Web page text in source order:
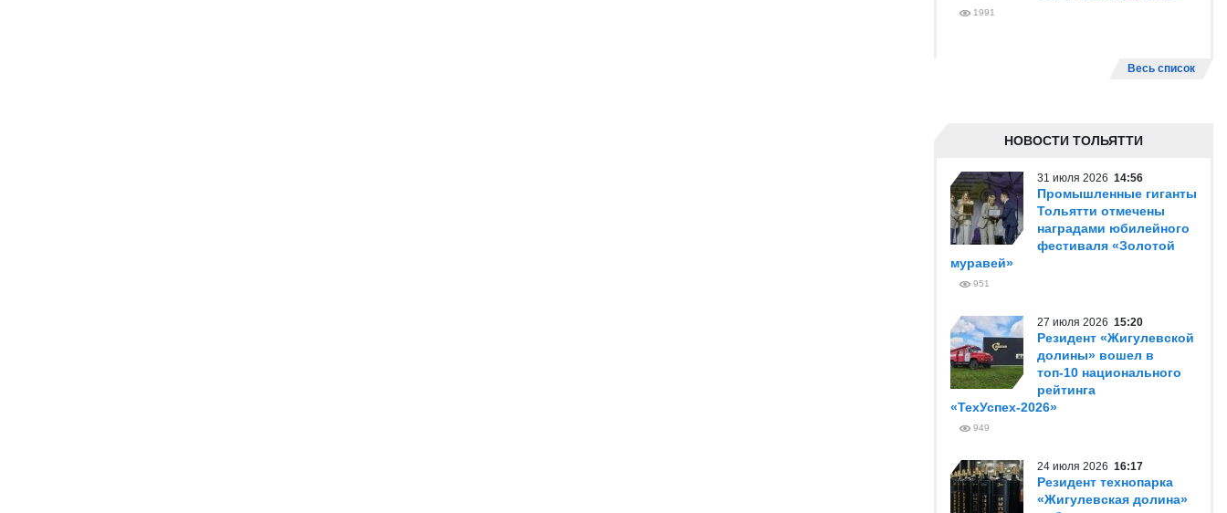
1991
Весь список
НОВОСТИ ТОЛЬЯТТИ
31 июля 2026 14:56
Промышленные гиганты
Тольятти отмечены
наградами юбилейного
фестиваля «Золотой
муравей»
951
27 июля 2026 15:20
Резидент «Жигулевской
долины» вошел в
топ-10 национального
рейтинга
«ТехУспех-2026»
949
24 июля 2026 16:17
Резидент технопарка
«Жигулевская долина»